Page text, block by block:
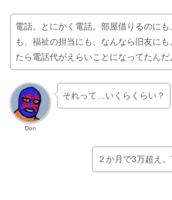
電話。とにかく電話。部屋借りるのにも
も、福祉の担当にも、なんなら旧友にも
たら電話代がえらいことになってたんだ
Don
それって…いくらくらい？
２か月で3万超え。